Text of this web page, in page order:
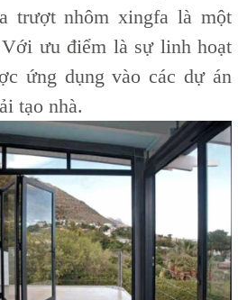
trượt nhôm xingfa là một
ưu điểm là sự linh hoạt
ứng dụng vào các dự án
tạo nhà.